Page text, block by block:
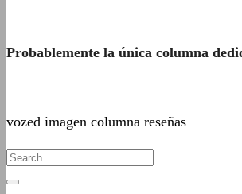
Probablemente la única columna
vozed imagen columna reseñas